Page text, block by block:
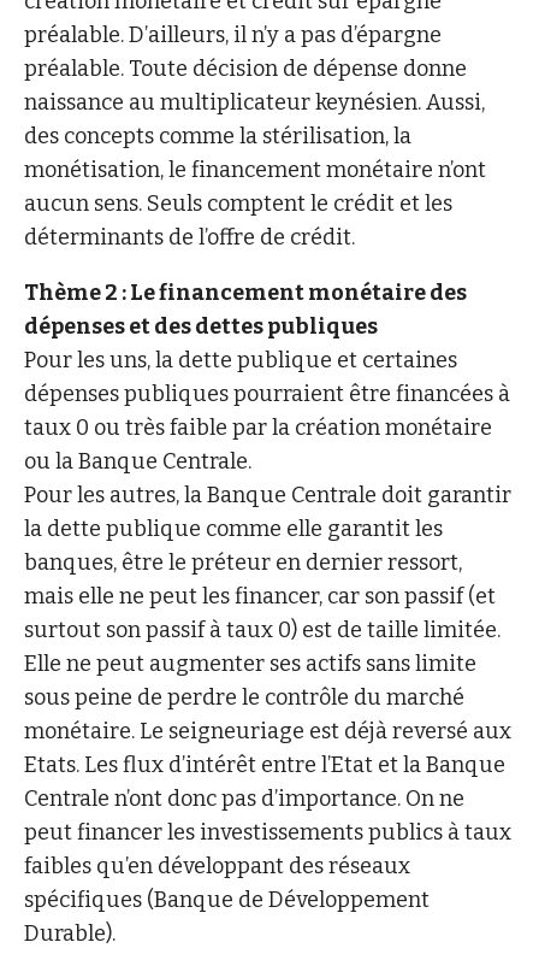
préalable. D’ailleurs, il n’y a pas d’épargne
préalable. Toute décision de dépense donne
naissance au multiplicateur keynésien. Aussi,
des concepts comme la stérilisation, la
monétisation, le financement monétaire n’ont
aucun sens. Seuls comptent le crédit et les
déterminants de l’offre de crédit.
Thème 2 : Le financement monétaire des
dépenses et des dettes publiques
Pour les uns, la dette publique et certaines
dépenses publiques pourraient être financées à
taux 0 ou très faible par la création monétaire
ou la Banque Centrale.
Pour les autres, la Banque Centrale doit garantir
la dette publique comme elle garantit les
banques, être le préteur en dernier ressort,
mais elle ne peut les financer, car son passif (et
surtout son passif à taux 0) est de taille limitée.
Elle ne peut augmenter ses actifs sans limite
sous peine de perdre le contrôle du marché
monétaire. Le seigneuriage est déjà reversé aux
Etats. Les flux d’intérêt entre l’Etat et la Banque
Centrale n’ont donc pas d’importance. On ne
peut financer les investissements publics à taux
faibles qu’en développant des réseaux
spécifiques (Banque de Développement
Durable).